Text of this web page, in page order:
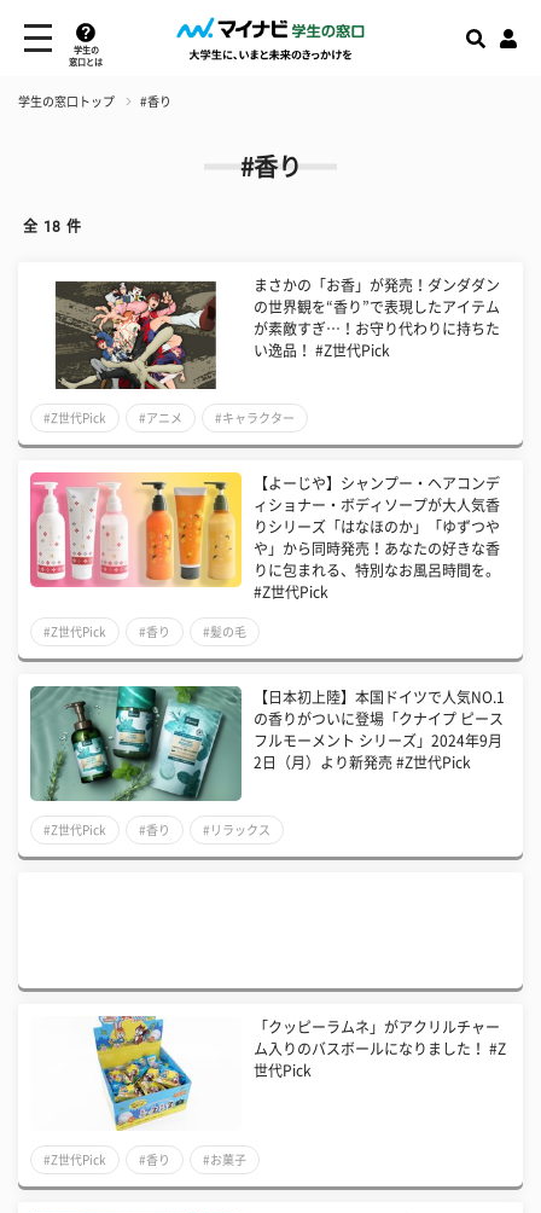
学生の
窓口とは
学生の窓口トップ #香り
#香り
全 18 件
まさかの「お香」が発売！ダンダダン
の世界観を“香り”で表現したアイテム
が素敵すぎ…！お守り代わりに持ちた
い逸品！ #Z世代Pick
#Z世代Pick #アニメ #キャラクター
【よーじや】シャンプー・ヘアコンデ
ィショナー・ボディソープが大人気香
りシリーズ「はなほのか」「ゆずつや
や」から同時発売！あなたの好きな香
りに包まれる、特別なお風呂時間を。
#Z世代Pick
#Z世代Pick #香り #髪の毛
【日本初上陸】本国ドイツで人気NO.1
の香りがついに登場「クナイプ ピース
フルモーメント シリーズ」2024年9月
2日（月）より新発売 #Z世代Pick
#Z世代Pick #香り #リラックス
「クッピーラムネ」がアクリルチャー
ム入りのバスボールになりました！ #Z
世代Pick
#Z世代Pick #香り #お菓子